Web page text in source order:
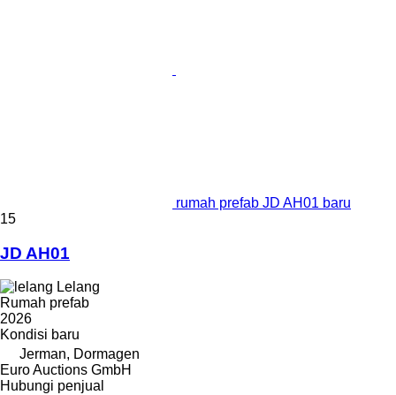
rumah prefab JD AH01 baru
15
JD AH01
Lelang
Rumah prefab
2026
Kondisi baru
Jerman, Dormagen
Euro Auctions GmbH
Hubungi penjual